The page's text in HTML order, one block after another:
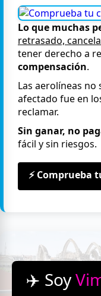
Lo que muchas
retrasado,
tener derecho a
compensación.
Las aerolíneas
afectado fue en
reclamar.
Sin ganar, no
fácil y sin riesgos.
⚡ Comprueba
✈️ Soy